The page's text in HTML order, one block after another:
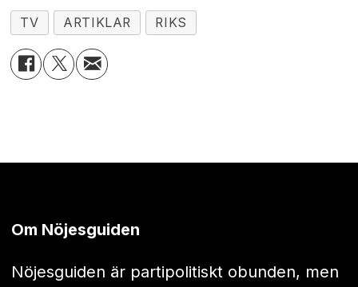
TV ARTIKLAR RIKS
Om Nöjesguiden
Nöjesguiden är partipolitiskt obunden, men